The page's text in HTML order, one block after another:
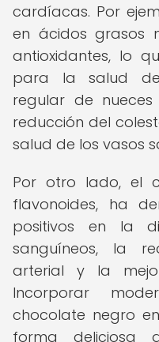
cardíacas. Por
en ácidos grasos
antioxidantes, lo
para la salud
regular de
reducción del
salud de los vasos
Por otro lado, el
flavonoides, ha
positivos en la
sanguíneos, la
arterial y la
Incorporar
chocolate negro
forma deliciosa